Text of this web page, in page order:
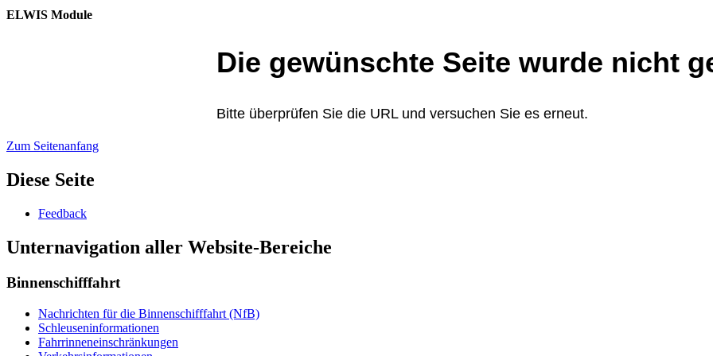
ELWIS Module
Die gewünschte Seite wurde nicht
Bitte überprüfen Sie die URL und versuchen Sie es erneut.
Zum Seitenanfang
Diese Seite
Feed­back
Unternavigation aller Website-Bereiche
Binnenschifffahrt
Nach­rich­ten für die Bin­nen­schiff­fahrt (NfB)
Schleu­sen­in­for­ma­tio­nen
Fahr­rin­nen­ein­schrän­kun­gen